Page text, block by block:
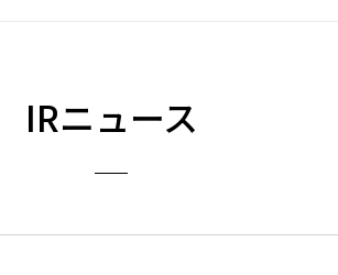
IRニュース